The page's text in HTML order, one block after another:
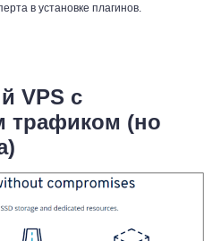
в установке плагинов.
VPS с
трафиком (но